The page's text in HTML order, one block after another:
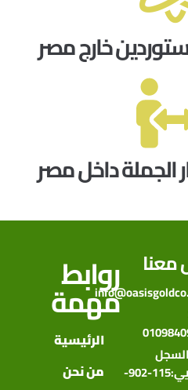
خارج مصر
الجملة داخل مصر
الضريي:115-902-
روابط
مهمة
الرئيسية
من نحن